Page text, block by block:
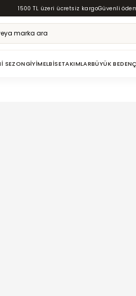
1500 TL üzeri ücretsiz kargoGüvenli
SEZONGIYIMELBISETAKIMLARBÜYÜK BEDEN